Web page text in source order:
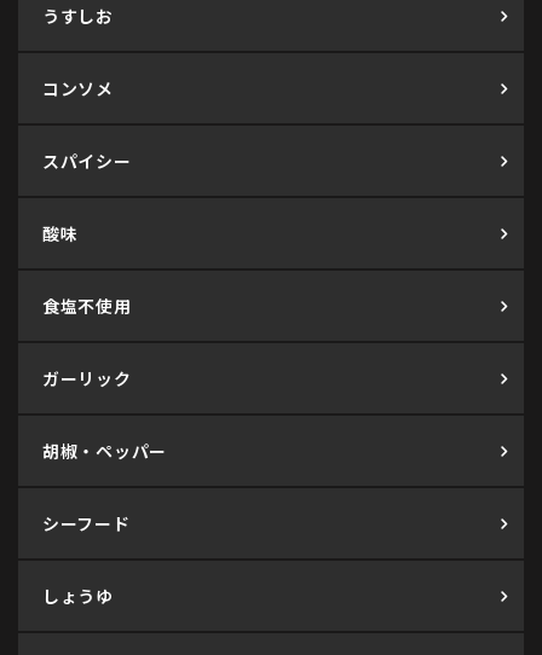
うすしお
コンソメ
スパイシー
酸味
食塩不使用
ガーリック
胡椒・ペッパー
シーフード
しょうゆ